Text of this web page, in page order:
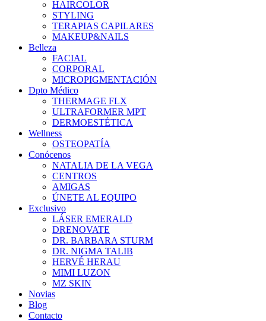
HAIRCOLOR
STYLING
TERAPIAS CAPILARES
MAKEUP&NAILS
Belleza
FACIAL
CORPORAL
MICROPIGMENTACIÓN
Dpto Médico
THERMAGE FLX
ULTRAFORMER MPT
DERMOESTÉTICA
Wellness
OSTEOPATÍA
Conócenos
NATALIA DE LA VEGA
CENTROS
AMIGAS
ÚNETE AL EQUIPO
Exclusivo
LÁSER EMERALD
DRENOVATE
DR. BARBARA STURM
DR. NIGMA TALIB
HERVÉ HERAU
MIMI LUZON
MZ SKIN
Novias
Blog
Contacto